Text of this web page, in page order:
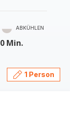
ABKÜHLEN
0 Min.
1 Person